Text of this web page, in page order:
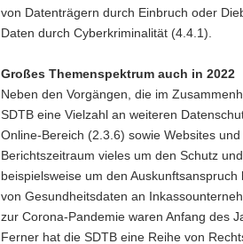
von Datenträgern durch Einbruch oder
Daten durch Cyberkriminalität (4.4.1).
Großes Themenspektrum auch in 2022
Neben den Vorgängen, die im
SDTB eine Vielzahl an weiteren
Online-Bereich (2.3.6) sowie Websites
Berichtszeitraum vieles um den Schutz
beispielsweise um den
von Gesundheitsdaten an
zur Corona-Pandemie waren Anfang des
Ferner hat die SDTB eine Reihe von